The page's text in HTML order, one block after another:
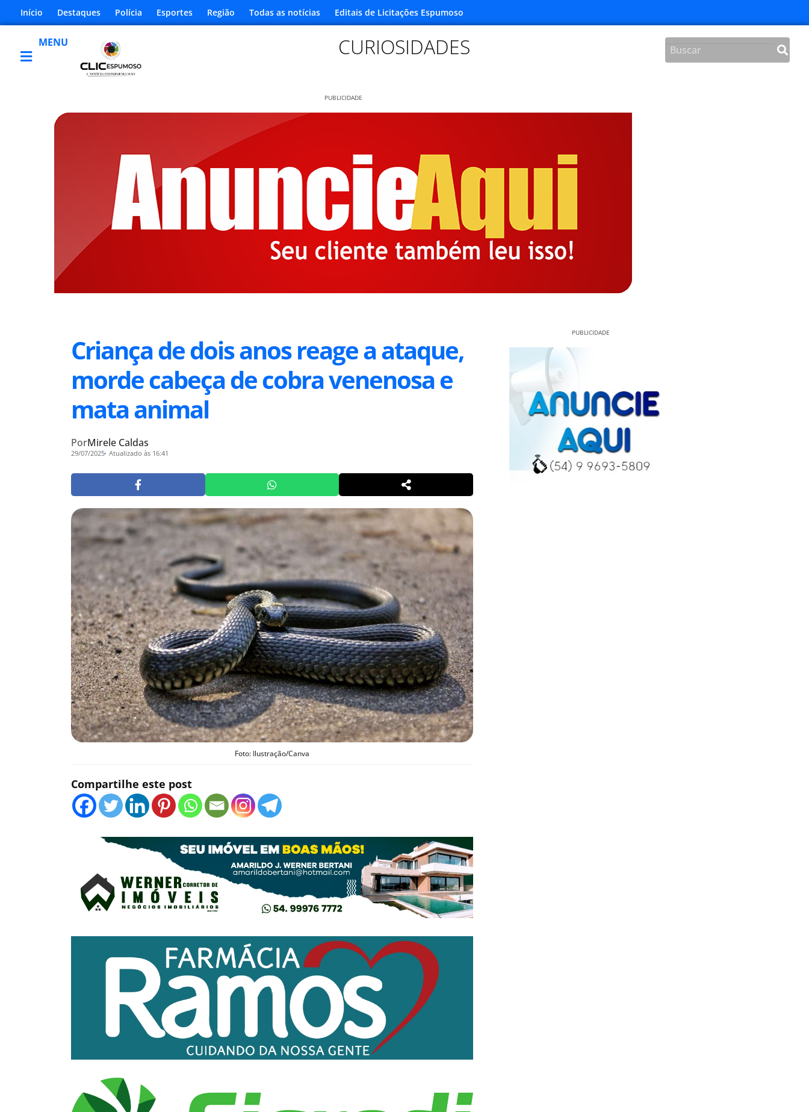
Início Destaques Polícia Esportes Região Todas as notícias Editais de Licitações Espumoso
MENU CURIOSIDADES
PUBLICIDADE
Criança de dois anos reage a ataque,
morde cabeça de cobra venenosa e
mata animal
PorMirele Caldas
29/07/2025 Atualizado às 16:41
Foto: Ilustração/Canva
Compartilhe este post
PUBLICIDADE